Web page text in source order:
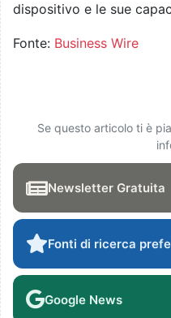
dispositivo e le sue
Fonte: Business Wire
Se questo articolo ti è
Newsletter Gratuita
Fonti di ricerca
Google News